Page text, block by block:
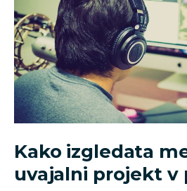
Kako izgledata
uvajalni projekt v